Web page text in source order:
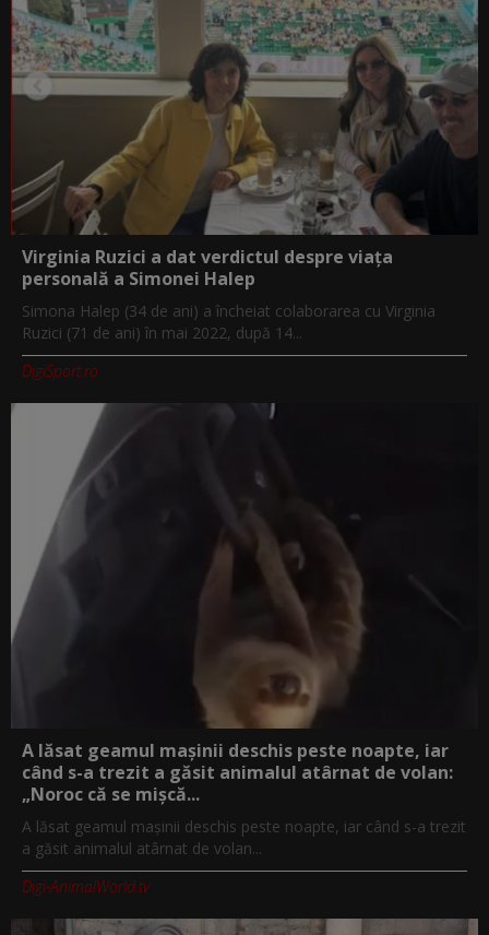
Virginia Ruzici a dat verdictul despre viața
personală a Simonei Halep
Simona Halep (34 de ani) a încheiat colaborarea cu Virginia
Ruzici (71 de ani) în mai 2022, după 14...
DigiSport.ro
A lăsat geamul mașinii deschis peste noapte, iar
când s-a trezit a găsit animalul atârnat de volan:
„Noroc că se mișcă...
A lăsat geamul mașinii deschis peste noapte, iar când s-a trezit
a găsit animalul atârnat de volan...
Digi-AnimalWorld.tv